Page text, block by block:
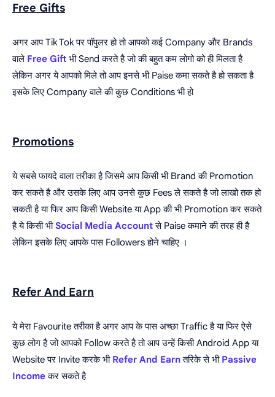
Free Gifts
अगर आप Tik Tok पर पॉपुलर हो तो आपको कई Company और Brands
वाले Free Gift भी Send करते है जो की बहुत कम लोगो को ही मिलता है
लेकिन अगर ये आपको मिले तो आप इनसे भी Paise कमा सकते है हो सकता है
इसके लिए Company वाले की कुछ Conditions भी हो
Promotions
ये सबसे फायदे वाला तरीका है जिसमे आप किसी भी Brand की Promotion
कर सकते है और उसके लिए आप उनसे कुछ Fees ले सकते है जो लाखो तक हो
सकती है या फिर आप किसी Website या App की भी Promotion कर सकते
है ये किसी भीSocial Media Accountसे Paise कमाने की तरह ही है
लेकिन इसके लिए आपके पास Followers होने चाहिए ।
Refer And Earn
ये मेरा Favourite तरीका है अगर आप के पास अच्छा Traffic है या फिर ऐसे
कुछ लोग है जो आपको Follow करते है तो आप उन्हें किसी Android App या
Website पर Invite करके भी Refer And Earnतरिके से भी Passive
Incomeकर सकते है